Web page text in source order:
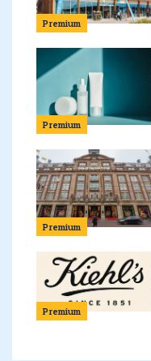
Premium
Premium
Premium
Premium